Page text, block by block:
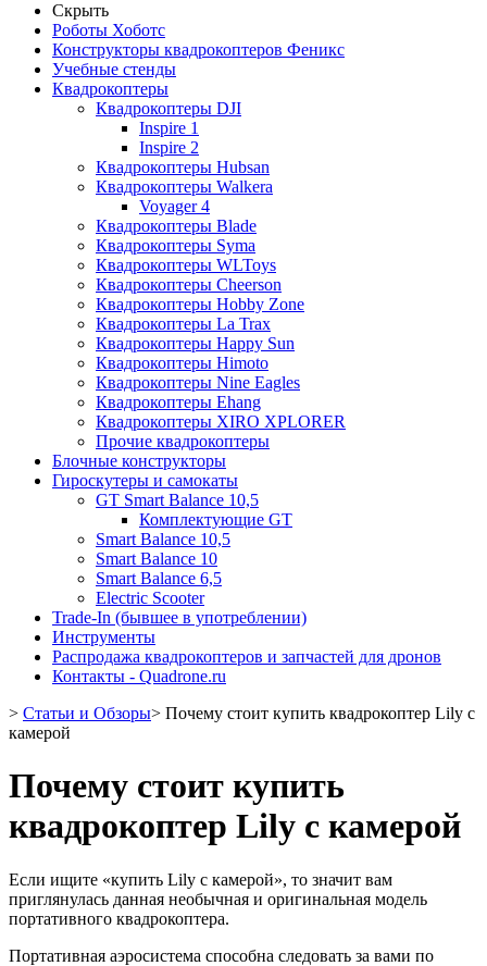
Скрыть
Роботы Хоботс
Конструкторы квадрокоптеров Феникс
Учебные стенды
Квадрокоптеры
Квадрокоптеры DJI
Inspire 1
Inspire 2
Квадрокоптеры Hubsan
Квадрокоптеры Walkera
Voyager 4
Квадрокоптеры Blade
Квадрокоптеры Syma
Квадрокоптеры WLToys
Квадрокоптеры Cheerson
Квадрокоптеры Hobby Zone
Квадрокоптеры La Trax
Квадрокоптеры Happy Sun
Квадрокоптеры Himoto
Квадрокоптеры Nine Eagles
Квадрокоптеры Ehang
Квадрокоптеры XIRO XPLORER
Прочие квадрокоптеры
Блочные конструкторы
Гироскутеры и самокаты
GT Smart Balance 10,5
Комплектующие GT
Smart Balance 10,5
Smart Balance 10
Smart Balance 6,5
Electric Scooter
Trade-In (бывшее в употреблении)
Инструменты
Распродажа квадрокоптеров и запчастей для дронов
Контакты - Quadrone.ru
> Статьи и Обзоры> Почему стоит купить квадрокоптер Lily с
камерой
Почему стоит купить
квадрокоптер Lily с камерой
Если ищите «купить Lily с камерой», то значит вам
приглянулась данная необычная и оригинальная модель
портативного квадрокоптера.
Портативная аэросистема способна следовать за вами по